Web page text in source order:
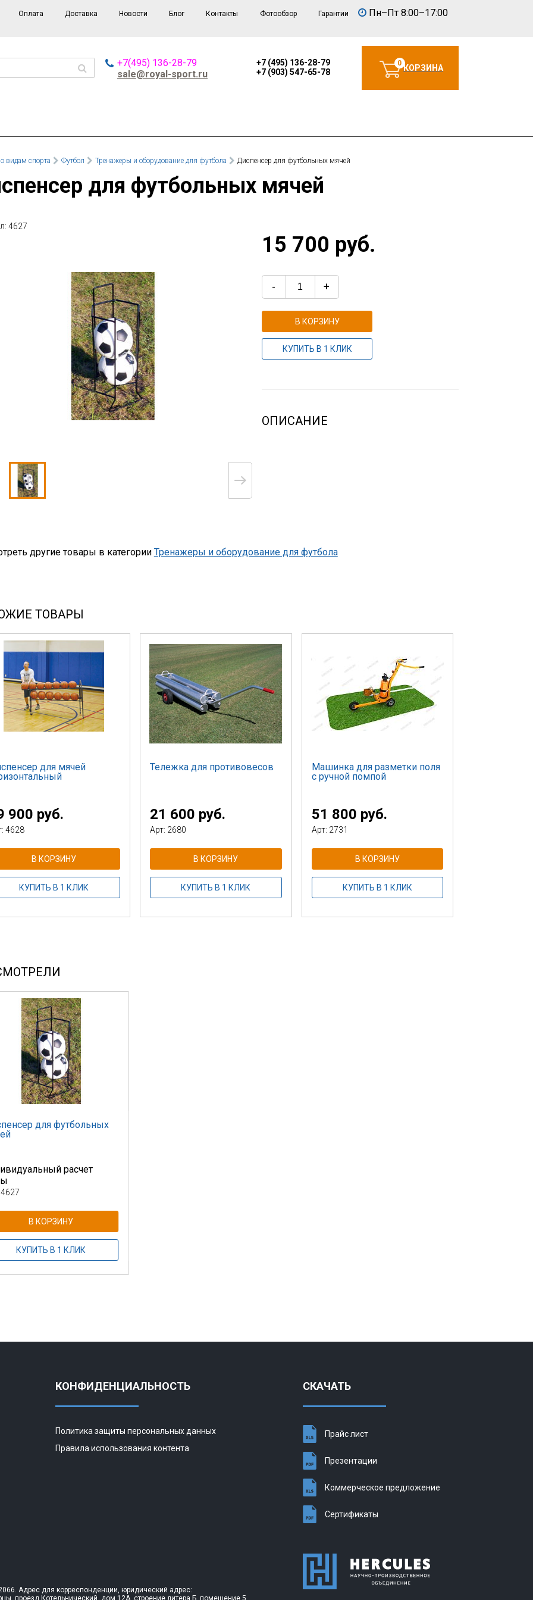
Оплата Доставка Новости Блог Контакты Фотообзор Гарантии Пн–Пт 8:00–17:00
+7(495) 136-28-79
sale@royal-sport.ru
+7 (495) 136-28-79
+7 (903) 547-65-78
0КОРЗИНА
видам спорта Футбол Тренажеры и оборудование для футбола Диспенсер для футбольных мячей
для футбольных мячей
4627
15 700 руб.
- +
В КОРЗИНУ
КУПИТЬ В 1 КЛИК
ОПИСАНИЕ
другие товары в категории Тренажеры и оборудование для футбола
ТОВАРЫ
для мячей
900 руб.
4628
В КОРЗИНУ
КУПИТЬ В 1 КЛИК
Тележка для противовесов
21 600 руб.
Арт: 2680
В КОРЗИНУ
КУПИТЬ В 1 КЛИК
Машинка для разметки поля
с ручной помпой
51 800 руб.
Арт: 2731
В КОРЗИНУ
КУПИТЬ В 1 КЛИК
для футбольных
расчет
В КОРЗИНУ
КУПИТЬ В 1 КЛИК
КОНФИДЕНЦИАЛЬНОСТЬ
Политика защиты персональных данных
Правила использования контента
СКАЧАТЬ
Прайс лист
Презентации
Коммерческое предложение
Сертификаты
Адрес для корреспонденции, юридический адрес:
проезд Котельнический, дом 12А, строение литера Б, помещение 5